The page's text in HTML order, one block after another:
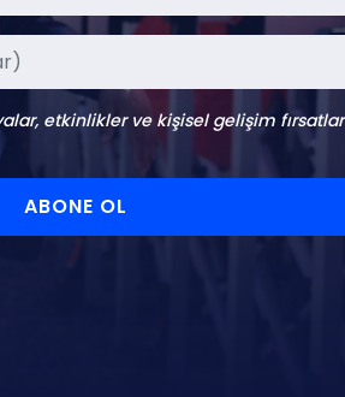
etkinlikler ve kişisel gelişim
ABONE OL